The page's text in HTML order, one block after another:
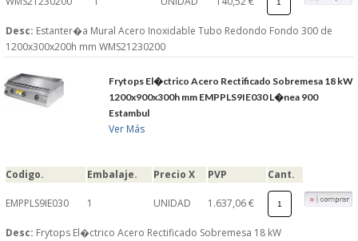
Desc: Estanter�a Mural Acero Inoxidable Tubo Redondo Fondo 300 de
1200x300x200h mm WMS21230200
Frytops El�ctrico Acero Rectificado Sobremesa 18 kW
1200x900x300h mm EMPPLS9IE030 L�nea 900
Estambul
Ver Más
Codigo. Embalaje. Precio X PVP Cant.
EMPPLS9IE030 1 UNIDAD 1.637,06 €
Desc: Frytops El�ctrico Acero Rectificado Sobremesa 18 kW